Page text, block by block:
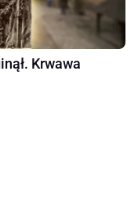
Krwawa